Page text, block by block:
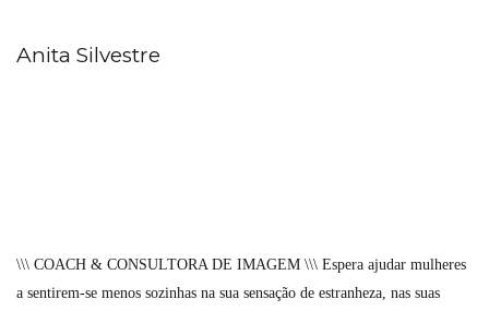
Anita Silvestre
\\\ COACH & CONSULTORA DE IMAGEM \\\ Espera ajudar mulheres
a sentirem-se menos sozinhas na sua sensação de estranheza, nas suas